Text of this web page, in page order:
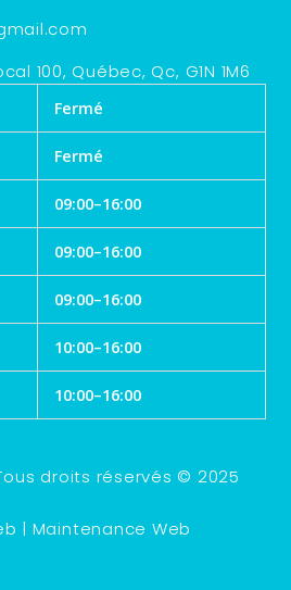
100, Québec, Qc, G1N 1M6
Fermé
Fermé
09:00–16:00
09:00–16:00
09:00–16:00
10:00–16:00
10:00–16:00
droits réservés © 2025
| Maintenance Web